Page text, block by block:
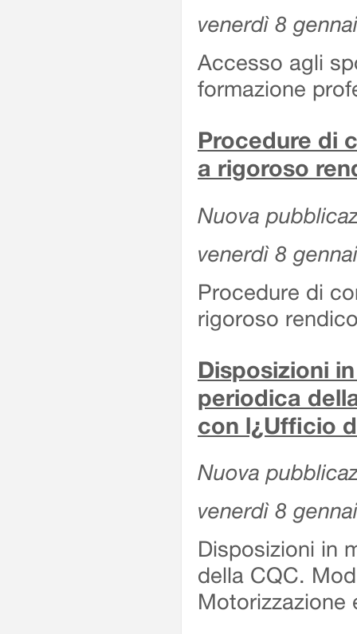
venerdì 8
Accesso agli
formazione
Procedure di
a rigoroso
Nuova
venerdì 8
Procedure di
rigoroso
Disposizioni
periodica
con l¿Ufficio
Nuova
venerdì 8
Disposizioni in
della CQC.
Motorizzazione